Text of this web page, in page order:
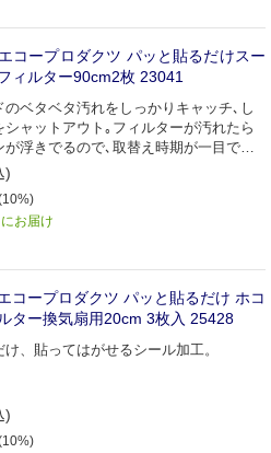
コープロダクツ パッと貼るだけスー
ィルター90cm2枚 23041
のベタベタ汚れをしっかりキャッチ､し
シャットアウト｡フィルターが汚れたら
が浮きでるので､取替え時期が一目でわ
)
お届け
コープロダクツ パッと貼るだけ ホコ
ター換気扇用20cm 3枚入 25428
、貼ってはがせるシール加工。
)